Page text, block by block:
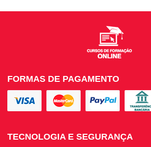
FORMAS DE PAGAMENTO
TECNOLOGIA E SEGURANÇA